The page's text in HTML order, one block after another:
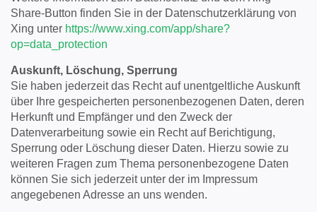
Share-Button finden Sie in der Datenschutzerklärung von
Xing unter https://www.xing.com/app/share?
op=data_protection
Auskunft, Löschung, Sperrung
Sie haben jederzeit das Recht auf unentgeltliche Auskunft
über Ihre gespeicherten personenbezogenen Daten, deren
Herkunft und Empfänger und den Zweck der
Datenverarbeitung sowie ein Recht auf Berichtigung,
Sperrung oder Löschung dieser Daten. Hierzu sowie zu
weiteren Fragen zum Thema personenbezogene Daten
können Sie sich jederzeit unter der im Impressum
angegebenen Adresse an uns wenden.